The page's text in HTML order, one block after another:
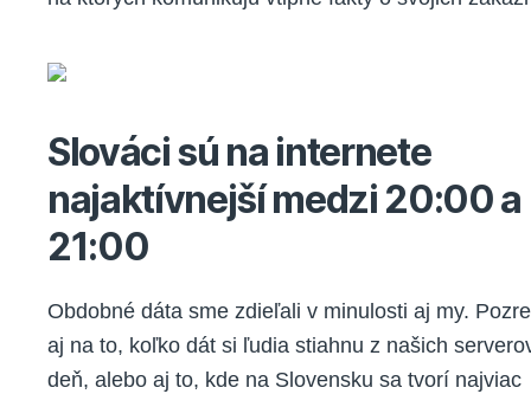
Slováci sú na internete
najaktívnejší medzi 20:00 a
21:00
Obdobné dáta sme zdieľali v minulosti aj my.
aj na to, koľko dát si ľudia stiahnu z našich
deň, alebo aj to, kde na Slovensku sa tvorí najviac